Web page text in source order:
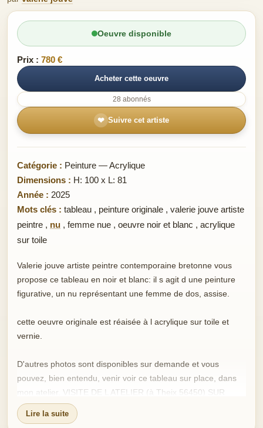
Oeuvre disponible
Prix : 780 €
Acheter cette oeuvre
28 abonnés
❤ Suivre cet artiste
Catégorie : Peinture — Acrylique
Dimensions : H: 100 x L: 81
Année : 2025
Mots clés : tableau , peinture originale , valerie jouve artiste
peintre , nu , femme nue , oeuvre noir et blanc , acrylique
sur toile
Valerie jouve artiste peintre contemporaine bretonne vous
propose ce tableau en noir et blanc: il s agit d une peinture
figurative, un nu représentant une femme de dos, assise.
cette oeuvre originale est réaisée à l acrylique sur toile et
vernie.
D'autres photos sont disponibles sur demande et vous
pouvez, bien entendu, venir voir ce tableau sur place, dans
mon atelier. VISITE DE L ATELIER (à Theix 56450) SUR
SIMPLE DEMANDE
Lire la suite